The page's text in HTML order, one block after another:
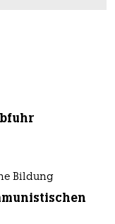
Bildung